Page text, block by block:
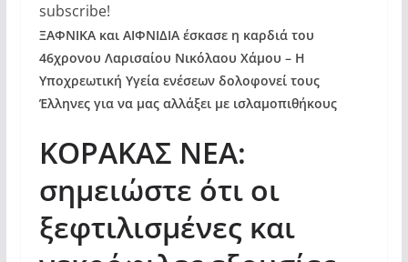
subscribe!
ΞΑΦΝΙΚΑ και ΑΙΦΝΙΔΙΑ έσκασε η καρδιά του
46χρονου Λαρισαίου Νικόλαου Χάμου – Η
Υποχρεωτική Υγεία ενέσεων δολοφονεί τους
Έλληνες για να μας αλλάξει με ισλαμοπιθήκους
ΚΟΡΑΚΑΣ ΝΕΑ:
σημειώστε ότι οι
ξεφτιλισμένες και